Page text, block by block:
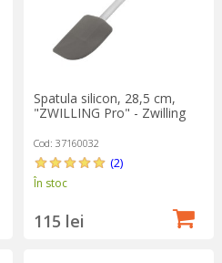
Spatula silicon, 28,5 cm,
"ZWILLING Pro" - Zwilling
Cod: 37160032
(2)
În stoc
115 lei